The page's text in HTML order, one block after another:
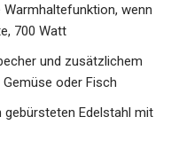
wenn
700 Watt
und zusätzlichem
oder Fisch
Edelstahl mit